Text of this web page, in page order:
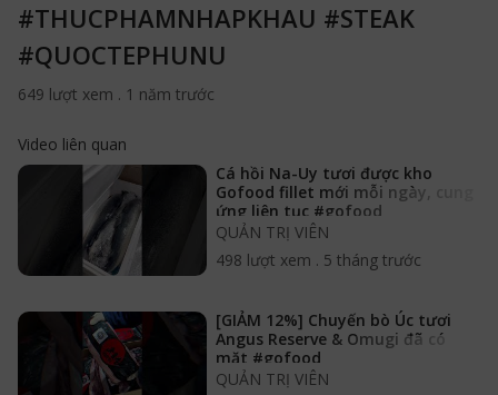
#THUCPHAMNHAPKHAU #STEAK
#QUOCTEPHUNU
649 lượt xem . 1 năm trước
Video liên quan
Cá hồi Na-Uy tươi được kho
Gofood fillet mới mỗi ngày, cung
ứng liên tục #gofood
#thucphamnhapkhau
QUẢN TRỊ VIÊN
498 lượt xem . 5 tháng trước
[GIẢM 12%] Chuyến bò Úc tươi
Angus Reserve & Omugi đã có
mặt #gofood
#thucphamnhapkhau #bouctuoi
QUẢN TRỊ VIÊN